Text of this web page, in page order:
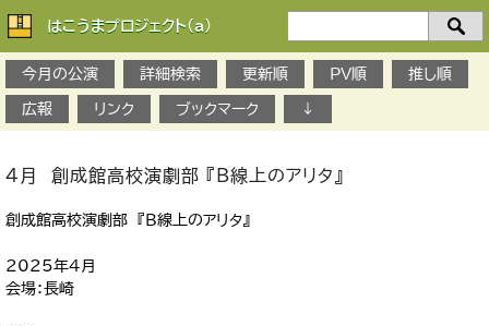
はこうまプロジェクト(a)
今月の公演
詳細検索 更新順 PV順 推し順
広報 リンク ブックマーク ↓
4月 創成館高校演劇部 『B線上のアリタ』
創成館高校演劇部 『B線上のアリタ』
2025年4月
会場：長崎